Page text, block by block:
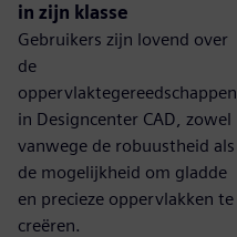
in zijn klasse
Gebruikers zijn lovend over
de
oppervlaktegereedschappen
in Designcenter CAD, zowel
vanwege de robuustheid als
de mogelijkheid om gladde
en precieze oppervlakken te
creëren.